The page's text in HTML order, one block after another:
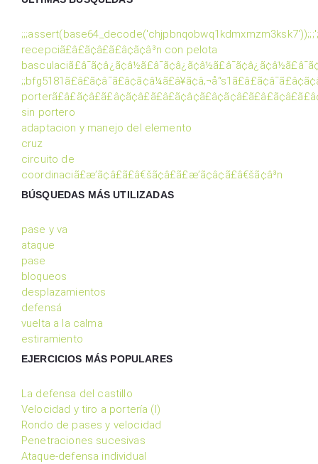
recepciã£â£ã¢â£ã£â¢ã¢â³n con pelota
sin portero
adaptacion y manejo del elemento
cruz
circuito de
coordinaciã£æ’ã¢â£ã£â€šã¢â£ã£æ’ã¢â¢ã£â€šã¢â³n
BÚSQUEDAS MÁS UTILIZADAS
pase y va
ataque
pase
bloqueos
desplazamientos
defensá
vuelta a la calma
estiramiento
EJERCICIOS MÁS POPULARES
La defensa del castillo
Velocidad y tiro a portería (I)
Rondo de pases y velocidad
Penetraciones sucesivas
Ataque-defensa individual